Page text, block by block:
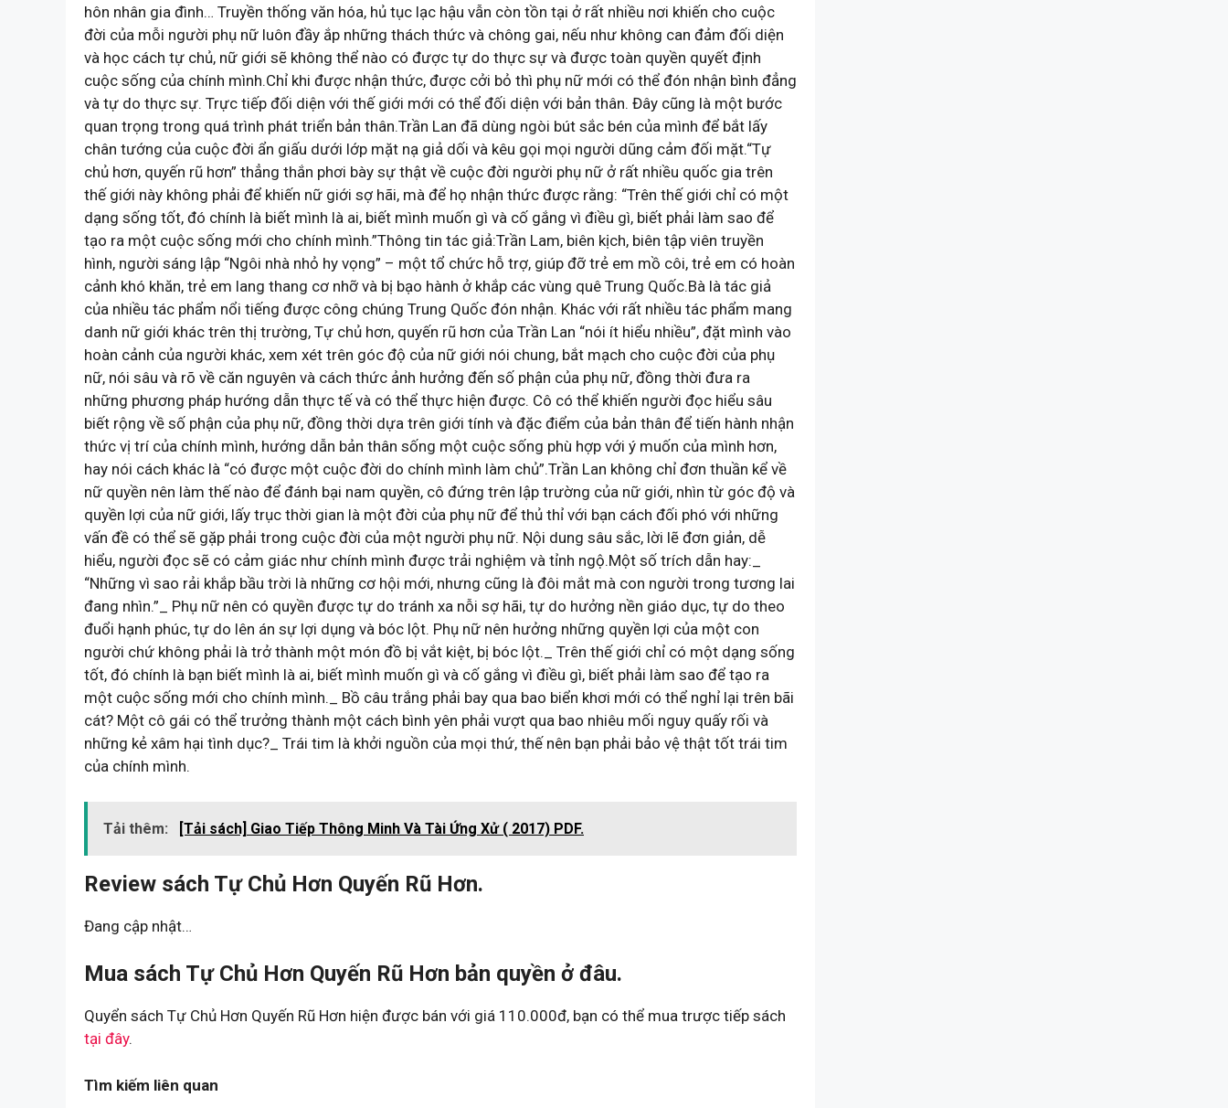
hôn nhân gia đình… Truyền thống văn hóa, hủ tục lạc hậu vẫn còn tồn tại ở rất nhiều nơi khiến cho cuộc
đời của mỗi người phụ nữ luôn đầy ắp những thách thức và chông gai, nếu như không can đảm đối diện
và học cách tự chủ, nữ giới sẽ không thể nào có được tự do thực sự và được toàn quyền quyết định
cuộc sống của chính mình.Chỉ khi được nhận thức, được cởi bỏ thì phụ nữ mới có thể đón nhận bình đẳng
và tự do thực sự. Trực tiếp đối diện với thế giới mới có thể đối diện với bản thân. Đây cũng là một bước
quan trọng trong quá trình phát triển bản thân.Trần Lan đã dùng ngòi bút sắc bén của mình để bắt lấy
chân tướng của cuộc đời ẩn giấu dưới lớp mặt nạ giả dối và kêu gọi mọi người dũng cảm đối mặt.“Tự
chủ hơn, quyến rũ hơn” thẳng thắn phơi bày sự thật về cuộc đời người phụ nữ ở rất nhiều quốc gia trên
thế giới này không phải để khiến nữ giới sợ hãi, mà để họ nhận thức được rằng: “Trên thế giới chỉ có một
dạng sống tốt, đó chính là biết mình là ai, biết mình muốn gì và cố gắng vì điều gì, biết phải làm sao để
tạo ra một cuộc sống mới cho chính mình.”Thông tin tác giả:Trần Lam, biên kịch, biên tập viên truyền
hình, người sáng lập “Ngôi nhà nhỏ hy vọng” – một tổ chức hỗ trợ, giúp đỡ trẻ em mồ côi, trẻ em có hoàn
cảnh khó khăn, trẻ em lang thang cơ nhỡ và bị bạo hành ở khắp các vùng quê Trung Quốc.Bà là tác giả
của nhiều tác phẩm nổi tiếng được công chúng Trung Quốc đón nhận. Khác với rất nhiều tác phẩm mang
danh nữ giới khác trên thị trường, Tự chủ hơn, quyến rũ hơn của Trần Lan “nói ít hiểu nhiều”, đặt mình vào
hoàn cảnh của người khác, xem xét trên góc độ của nữ giới nói chung, bắt mạch cho cuộc đời của phụ
nữ, nói sâu và rõ về căn nguyên và cách thức ảnh hưởng đến số phận của phụ nữ, đồng thời đưa ra
những phương pháp hướng dẫn thực tế và có thể thực hiện được. Cô có thể khiến người đọc hiểu sâu
biết rộng về số phận của phụ nữ, đồng thời dựa trên giới tính và đặc điểm của bản thân để tiến hành nhận
thức vị trí của chính mình, hướng dẫn bản thân sống một cuộc sống phù hợp với ý muốn của mình hơn,
hay nói cách khác là “có được một cuộc đời do chính mình làm chủ”.Trần Lan không chỉ đơn thuần kể về
nữ quyền nên làm thế nào để đánh bại nam quyền, cô đứng trên lập trường của nữ giới, nhìn từ góc độ và
quyền lợi của nữ giới, lấy trục thời gian là một đời của phụ nữ để thủ thỉ với bạn cách đối phó với những
vấn đề có thể sẽ gặp phải trong cuộc đời của một người phụ nữ. Nội dung sâu sắc, lời lẽ đơn giản, dễ
hiểu, người đọc sẽ có cảm giác như chính mình được trải nghiệm và tỉnh ngộ.Một số trích dẫn hay:_
“Những vì sao rải khắp bầu trời là những cơ hội mới, nhưng cũng là đôi mắt mà con người trong tương lai
đang nhìn.”_ Phụ nữ nên có quyền được tự do tránh xa nỗi sợ hãi, tự do hưởng nền giáo dục, tự do theo
đuổi hạnh phúc, tự do lên án sự lợi dụng và bóc lột. Phụ nữ nên hưởng những quyền lợi của một con
người chứ không phải là trở thành một món đồ bị vắt kiệt, bị bóc lột._ Trên thế giới chỉ có một dạng sống
tốt, đó chính là bạn biết mình là ai, biết mình muốn gì và cố gắng vì điều gì, biết phải làm sao để tạo ra
một cuộc sống mới cho chính mình._ Bồ câu trắng phải bay qua bao biển khơi mới có thể nghỉ lại trên bãi
cát? Một cô gái có thể trưởng thành một cách bình yên phải vượt qua bao nhiêu mối nguy quấy rối và
những kẻ xâm hại tình dục?_ Trái tim là khởi nguồn của mọi thứ, thế nên bạn phải bảo vệ thật tốt trái tim
của chính mình.
Tải thêm: [Tải sách] Giao Tiếp Thông Minh Và Tài Ứng Xử ( 2017) PDF.
Review sách Tự Chủ Hơn Quyến Rũ Hơn.
Đang cập nhật…
Mua sách Tự Chủ Hơn Quyến Rũ Hơn bản quyền ở đâu.
Quyển sách Tự Chủ Hơn Quyến Rũ Hơn hiện được bán với giá 110.000đ, bạn có thể mua trược tiếp sách
tại đây.
Tìm kiếm liên quan